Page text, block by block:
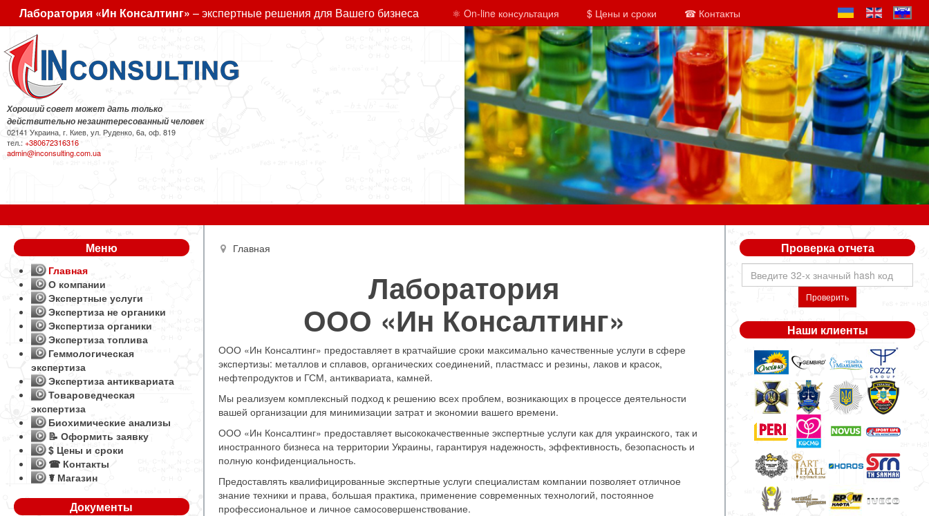
Лаборатория «Ин Консалтинг» – экспертные решения для Вашего бизнеса ⚛ On-line консультация $ Цены и сроки ☎ Контакты
Хороший совет может дать только
действительно незаинтересованный человек
02141 Украина, г. Киев, ул. Руденко, 6а, оф. 819
тел.:+380672316316
admin@inconsulting.com.ua
Главная
Лаборатория
ООО «Ин Консалтинг»
ООО «Ин Консалтинг» предоставляет в кратчайшие сроки максимально качественные услуги в сфере
экспертизы: металлов и сплавов, органических соединений, пластмасс и резины, лаков и красок,
нефтепродуктов и ГСМ, антиквариата, камней.
Мы реализуем комплексный подход к решению всех проблем, возникающих в процессе деятельности
вашей организации для минимизации затрат и экономии вашего времени.
ООО «Ин Консалтинг» предоставляет высококачественные экспертные услуги как для украинского, так и
иностранного бизнеса на территории Украины, гарантируя надежность, эффективность, безопасность и
полную конфиденциальность.
Предоставлять квалифицированные экспертные услуги специалистам компании позволяет отличное
знание техники и права, большая практика, применение современных технологий, постоянное
профессиональное и личное самосовершенствование.
Меню
Главная
О компании
Экспертные услуги
Экспертиза не органики
Экспертиза органики
Экспертиза топлива
Геммологическая
экспертиза
Экспертиза антиквариата
Товароведческая
экспертиза
Биохимические анализы
📝 Оформить заявку
$ Цены и сроки
☎ Контакты
☤ Магазин
Документы
Проверка отчета
Проверить
Наши клиенты